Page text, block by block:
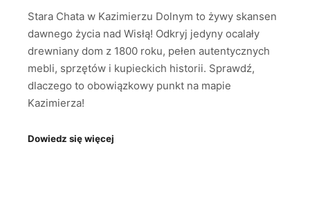
Stara Chata w Kazimierzu Dolnym to żywy skansen
dawnego życia nad Wisłą! Odkryj jedyny ocalały
drewniany dom z 1800 roku, pełen autentycznych
mebli, sprzętów i kupieckich historii. Sprawdź,
dlaczego to obowiązkowy punkt na mapie
Kazimierza!
Dowiedz się więcej